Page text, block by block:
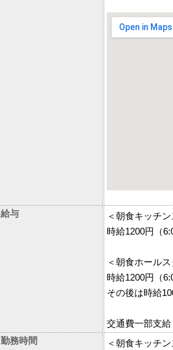
給与
＜朝食キッチ
時給1200円（
＜朝食ホールス
時給1200円（
その後は時給
交通費一部支給
勤務時間
＜朝食キッチ